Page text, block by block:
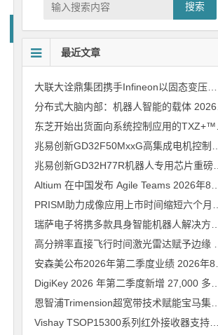
搜索
最近文章
大联大诠鼎集团携手Infineon以固态变压器重构配电效率新标杆
分布式大脑内部：机器人智能的载体 2026年8月6日
兆易创新GD32H77R机器人专用芯片重磅亮相，精准赋能伺服驱动与关节控制
Altium 在中国发布 Agile Teams 2026年8月6日
安森美公布2026年第二季度业绩 2026年8月6日
恩智浦Trimension超宽带技术赋能宝马集团Digital Key Plus及生命体存在检测功能
Vishay TSOP15300系列红外接收器支持所有主流遥控代码